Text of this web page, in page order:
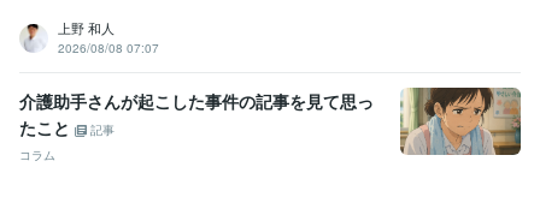
上野 和人
2026/08/08 07:07
介護助手さんが起こした事件の記事を見て思っ
たこと
記事
コラム